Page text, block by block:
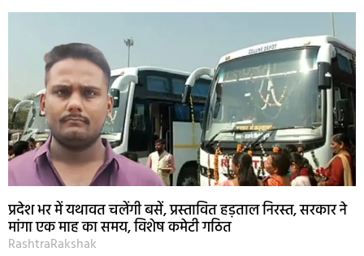
प्रदेश भर में यथावत चलेंगी बसें, प्रस्तावित हड़ताल निरस्त, सरकार ने
मांगा एक माह का समय, विशेष कमेटी गठित
RashtraRakshak